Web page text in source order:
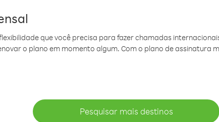
que você precisa para fazer chamadas
o plano em momento algum. Com o plano de assinatura
Pesquisar mais destinos